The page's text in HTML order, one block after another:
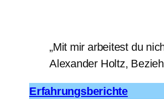
„Mit mir arbeitest du
Alexander Holtz,
Erfahrungsberichte